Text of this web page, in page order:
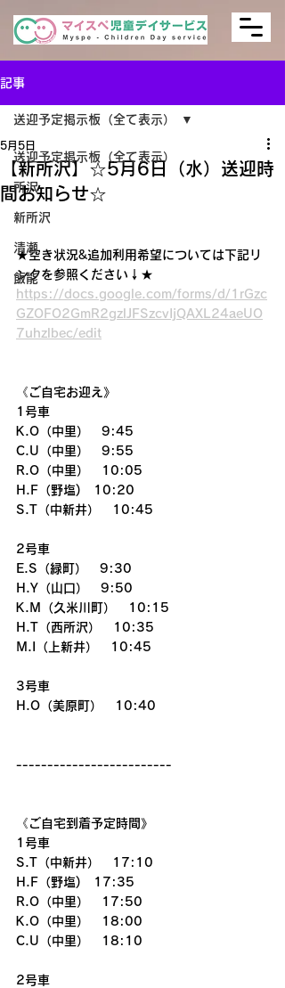
記事
送迎予定掲示板（全て表示）
所沢
新所沢
清瀬
飯能
送迎予定掲示板（全て表示）
【新所沢】☆5月6日（水）送迎時
間お知らせ☆
5月5日
★空き状況&追加利用希望については下記リ
ンクを参照ください↓★
https://docs.google.com/forms/d/1rGzc
GZOFO2GmR2gzlJFSzcvIjQAXL24aeUO
7uhzlbec/edit
《ご自宅お迎え》
1号車
K.O（中里）　9:45
C.U（中里）　9:55
R.O（中里）　10:05
H.F（野塩)　10:20
S.T（中新井）　10:45
2号車
E.S（緑町）　9:30
H.Y（山口）　9:50
K.M（久米川町）　10:15
H.T（西所沢）　10:35
M.I（上新井）　10:45
3号車
H.O（美原町）　10:40
-------------------------
《ご自宅到着予定時間》
1号車
S.T（中新井）　17:10
H.F（野塩)　17:35
R.O（中里）　17:50
K.O（中里）　18:00
C.U（中里）　18:10
2号車